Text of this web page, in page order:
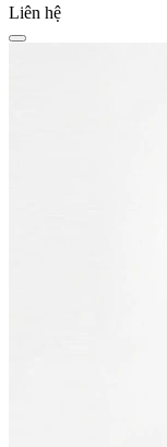
Liên hệ